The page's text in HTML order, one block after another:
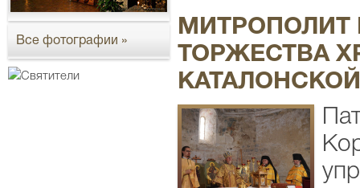
Все фотографии »
МИТРОПОЛИТ
ТОРЖЕСТВА